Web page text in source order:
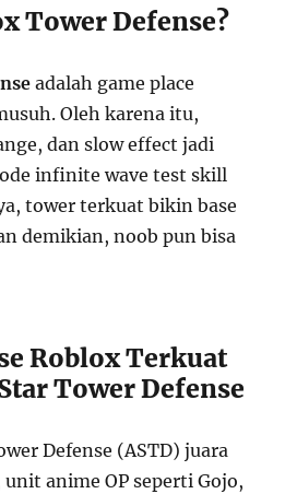
Tower Defense?
adalah game place
Oleh karena itu,
dan slow effect jadi
infinite wave test skill
tower terkuat bikin base
demikian, noob pun bisa
Roblox Terkuat
Tower Defense
Defense (ASTD) juara
anime OP seperti Gojo,